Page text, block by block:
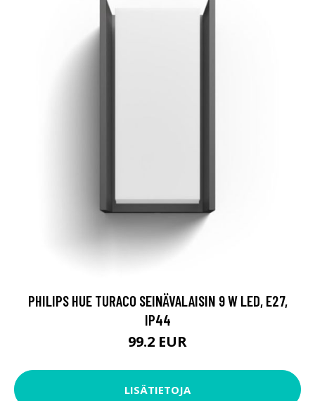
PHILIPS HUE TURACO SEINÄVALAISIN 9 W LED, E27,
IP44
99.2 EUR
LISÄTIETOJA